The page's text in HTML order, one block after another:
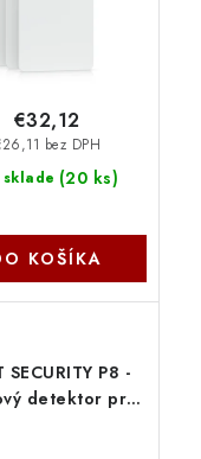
(20 ks)
bez DPH
€32,12
KOŠÍKA
SECURITY P8 -
detektor pre